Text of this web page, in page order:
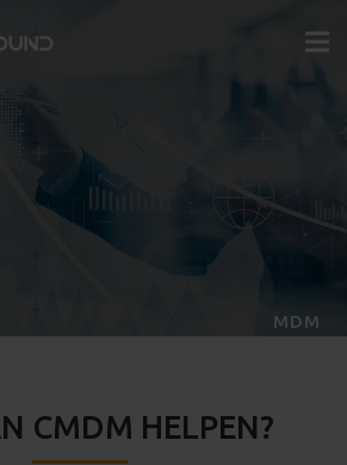
MDM
CMDM HELPEN?